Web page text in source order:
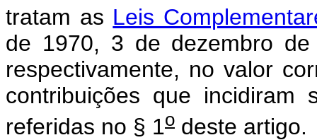
tratam as Leis
de 1970, 3 de dezembro
respectivamente, no valor
contribuições que incidiram
referidas no § 1o deste artigo.